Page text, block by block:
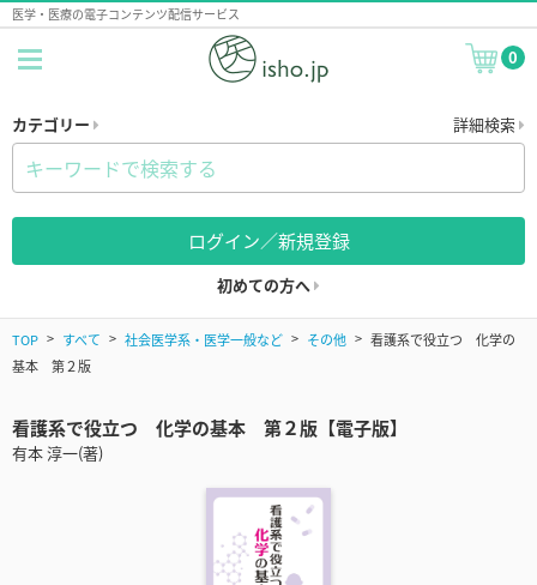
医学・医療の電子コンテンツ配信サービス
0
カテゴリー 詳細検索
ログイン／新規登録
初めての方へ
TOP すべて 社会医学系・医学一般など その他
看護系で役立つ 化学の
基本 第２版
看護系で役立つ 化学の基本 第２版【電子版】
有本 淳一(著)